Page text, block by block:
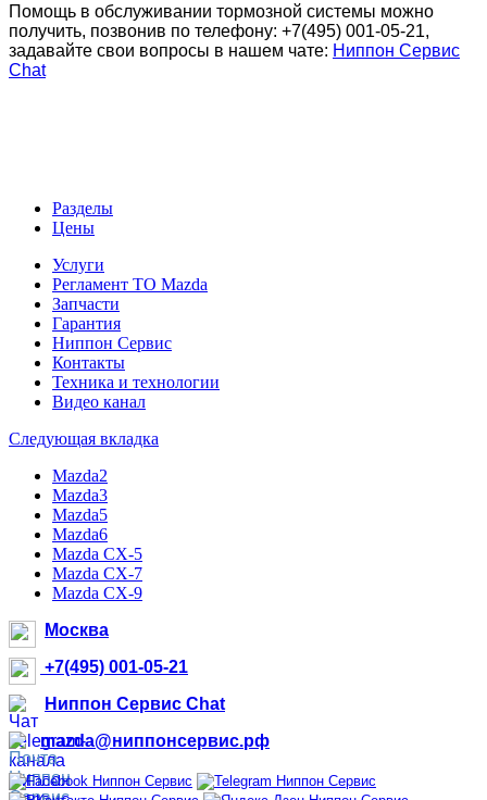
Помощь в обслуживании тормозной системы можно
получить, позвонив по телефону: +7(495) 001-05-21,
задавайте свои вопросы в нашем чате: Ниппон Сервис
Chat
Разделы
Цены
Услуги
Регламент ТО Mazda
Запчасти
Гарантия
Ниппон Сервис
Контакты
Техника и технологии
Видео канал
Следующая вкладка
Mazda2
Mazda3
Mazda5
Mazda6
Mazda CX-5
Mazda CX-7
Mazda CX-9
Москва
+7(495) 001-05-21
Ниппон Сервис Chat
mazda@ниппонсервис.рф